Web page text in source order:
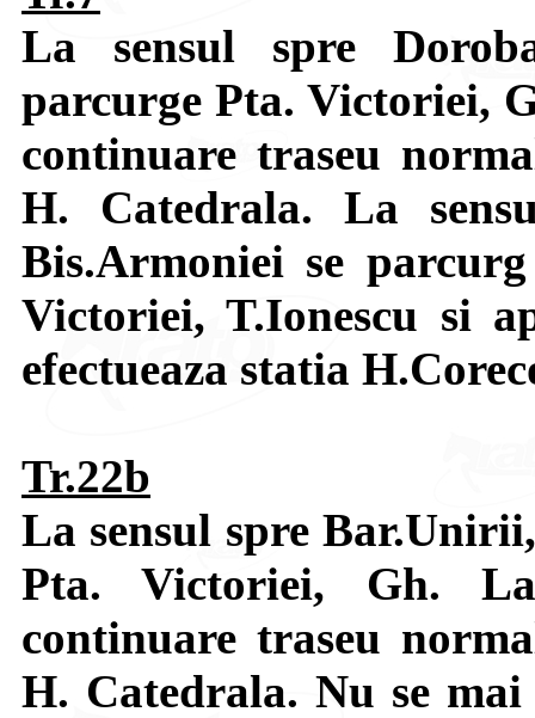
La sensul spre
parcurge Pta. Victoriei,
continuare traseu
H. Catedrala. La
Bis.Armoniei se
Victoriei, T.Ionescu si
efectueaza statia
Tr.22b
La sensul spre
Pta. Victoriei, Gh.
continuare traseu
H. Catedrala. Nu se